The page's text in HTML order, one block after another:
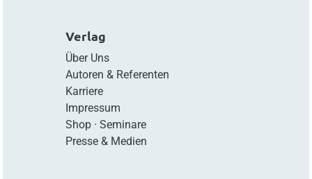
Verlag
Über Uns
Autoren & Referenten
Karriere
Impressum
Shop· Seminare
Presse & Medien